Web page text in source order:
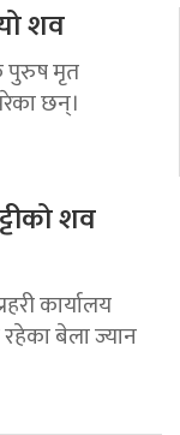
शव
पुरुष मृत
छन्।
शव
कार्यालय
बेला ज्यान